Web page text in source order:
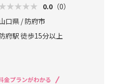
0.0 （0）
口県 / 防府市
府駅 徒歩15分以上
金プランがわかる